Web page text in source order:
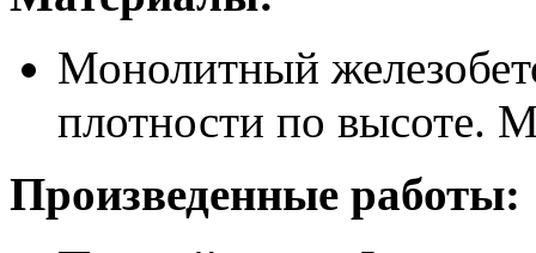
Монолитный
плотности по высоте.
Произведенные работы: